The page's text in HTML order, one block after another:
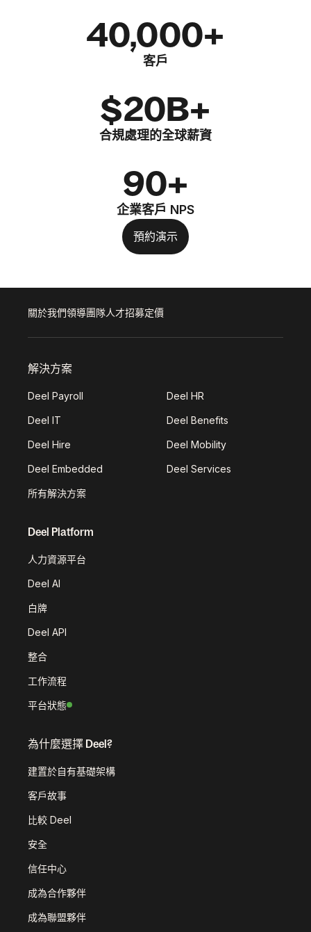
40,000+
客戶
$20B+
合規處理的全球薪資
90+
企業客戶 NPS
預約演示
關於我們領導團隊人才招募定價
解決方案
Deel Payroll Deel HR
Deel IT Deel Benefits
Deel Hire Deel Mobility
Deel Embedded Deel Services
所有解決方案
Deel Platform
人力資源平台
Deel AI
白牌
Deel API
整合
工作流程
平台狀態
為什麼選擇 Deel?
建置於自有基礎架構
客戶故事
比較 Deel
安全
信任中心
成為合作夥伴
成為聯盟夥伴